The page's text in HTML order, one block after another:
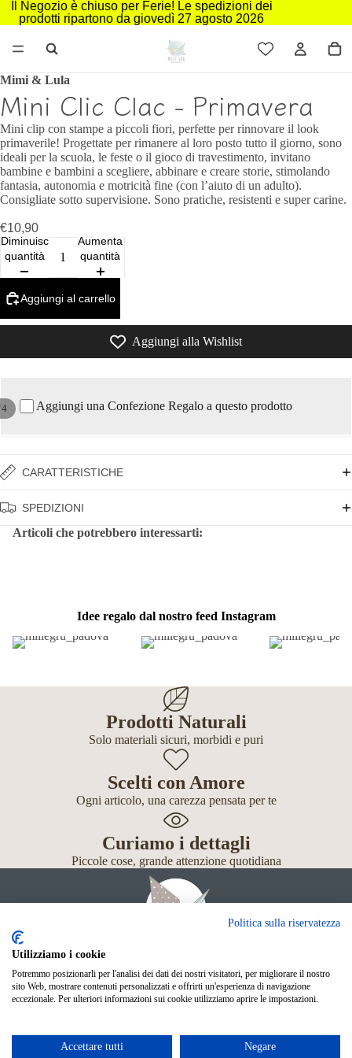
Il Negozio è chiuso per Ferie! Le spedizioni dei
prodotti ripartono da giovedì 27 agosto 2026
4
Mimi & Lula
Mini Clic Clac - Primavera
Mini clip con stampe a piccoli fiori, perfette per rinnovare il look
primaverile! Progettate per rimanere al loro posto tutto il giorno, sono
ideali per la scuola, le feste o il gioco di travestimento, invitano
bambine e bambini a scegliere, abbinare e creare storie, stimolando
fantasia, autonomia e motricità fine (con l’aiuto di un adulto).
Consigliate sotto supervisione. Sono pratiche, resistenti e super carine.
€10,90
Diminuisci
quantità
Aumenta
quantità
Aggiungi al carrello
Aggiungi alla Wishlist
Aggiungi una Confezione Regalo a questo prodotto
CARATTERISTICHE
SPEDIZIONI
Articoli che potrebbero interessarti:
Idee regalo dal nostro feed Instagram
Prodotti Naturali
Solo materiali sicuri, morbidi e puri
Scelti con Amore
Ogni articolo, una carezza pensata per te
Curiamo i dettagli
Piccole cose, grande attenzione quotidiana
Giochi
Neonato
Shop Online
© Mille Gru di Sofia Calore. P.IVA 05033240283
Politica sulla riservatezza
Utilizziamo i cookie
Potremmo posizionarli per l'analisi dei dati dei nostri visitatori, per migliorare il nostro
sito Web, mostrare contenuti personalizzati e offrirti un'esperienza di navigazione
eccezionale. Per ulteriori informazioni sui cookie utilizziamo aprire le impostazioni.
Accettare tutti Negare